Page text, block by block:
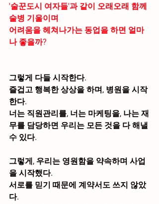
'술꾼도시 여자들'과 같이 오래오래 함께
술병 기울이며
어려움을 헤쳐나가는 동업을 하면 얼마
나 좋을까?
그렇게 다들 시작한다.
즐겁고 행복한 상상을 하며, 병원을 시작
한다.
너는 직원관리를, 너는 마케팅을, 나는 재
무를 담당하면 우리는 모든 것을 다 해낼
수 있다.
그렇게, 우리는 영원함을 약속하며 사업
을 시작했다.
서로를 믿기 때문에 계약서도 쓰지 않았
다.